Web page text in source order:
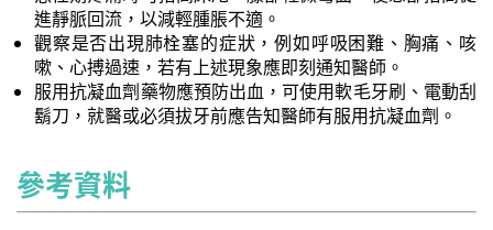
進靜脈回流，以減輕腫脹不適。
觀察是否出現肺栓塞的症狀，例如呼吸困難、胸痛、咳
嗽、心搏過速，若有上述現象應即刻通知醫師。
服用抗凝血劑藥物應預防出血，可使用軟毛牙刷、電動刮
鬍刀，就醫或必須拔牙前應告知醫師有服用抗凝血劑。
參考資料